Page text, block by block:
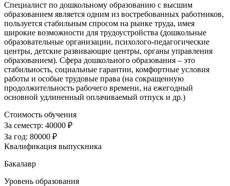
Специалист по дошкольному образованию с высшим
образованием является одним из востребованных работников,
пользуется стабильным спросом на рынке труда, имея
широкие возможности для трудоустройства (дошкольные
образовательные организации, психолого-педагогические
центры, детские развивающие центры, органы управления
образованием). Сфера дошкольного образования – это
стабильность, социальные гарантии, комфортные условия
работы и особые трудовые права (на сокращенную
продолжительность рабочего времени, на ежегодный
основной удлиненный оплачиваемый отпуск и др.)
Стоимость обучения
За семестр: 40000 ₽
За год: 80000 ₽
Квалификация выпускника
Бакалавр
Уровень образования